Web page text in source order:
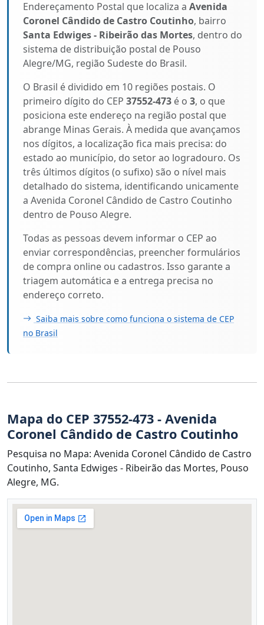
Endereçamento Postal que localiza a Avenida
Coronel Cândido de Castro Coutinho, bairro
Santa Edwiges - Ribeirão das Mortes, dentro do
sistema de distribuição postal de Pouso
Alegre/MG, região Sudeste do Brasil.
O Brasil é dividido em 10 regiões postais. O
primeiro dígito do CEP 37552-473 é o 3, o que
posiciona este endereço na região postal que
abrange Minas Gerais. À medida que avançamos
nos dígitos, a localização fica mais precisa: do
estado ao município, do setor ao logradouro. Os
três últimos dígitos (o sufixo) são o nível mais
detalhado do sistema, identificando unicamente
a Avenida Coronel Cândido de Castro Coutinho
dentro de Pouso Alegre.
Todas as pessoas devem informar o CEP ao
enviar correspondências, preencher formulários
de compra online ou cadastros. Isso garante a
triagem automática e a entrega precisa no
endereço correto.
Saiba mais sobre como funciona o sistema de CEP
no Brasil
Mapa do CEP 37552-473 - Avenida
Coronel Cândido de Castro Coutinho
Pesquisa no Mapa: Avenida Coronel Cândido de Castro
Coutinho, Santa Edwiges - Ribeirão das Mortes, Pouso
Alegre, MG.